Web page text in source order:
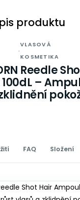
produktu
·
VLASOVÁ
KOSMETIKA
Reedle
–
FAQ Složení